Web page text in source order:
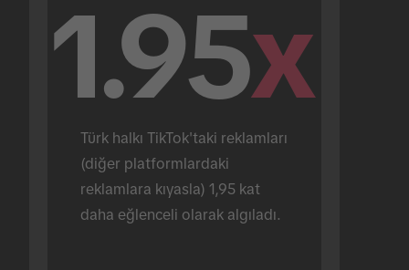
1.95x
Türk halkı TikTok'taki reklamları
(diğer platformlardaki
reklamlara kıyasla) 1,95 kat
daha eğlenceli olarak algıladı.